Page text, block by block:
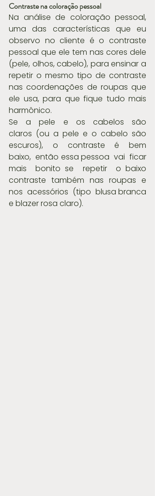
Contraste na coloração pessoal
Na análise de coloração pessoal,
uma das características que eu
observo no cliente é o contraste
pessoal que ele tem nas cores dele
(pele, olhos, cabelo), para ensinar a
repetir o mesmo tipo de contraste
nas coordenações de roupas que
ele usa, para que fique tudo mais
harmônico.
Se  a  pele  e  os  cabelos  são
claros (ou a pele e o cabelo são
escuros),  o  contraste  é  bem
baixo,  então essa pessoa  vai  ficar
mais  bonito se  repetir  o baixo
contraste  também  nas  roupas  e
nos  acessórios  (tipo  blusa branca
e blazer rosa claro).